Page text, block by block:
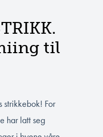
til
strikkebok! For
har latt seg